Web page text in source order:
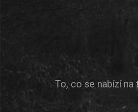
To, co se nabízí